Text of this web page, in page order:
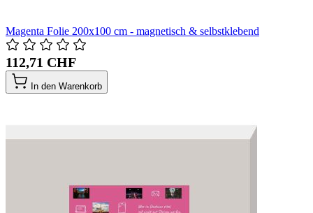
Magenta Folie 200x100 cm - magnetisch & selbstklebend
112,71 CHF
In den Warenkorb